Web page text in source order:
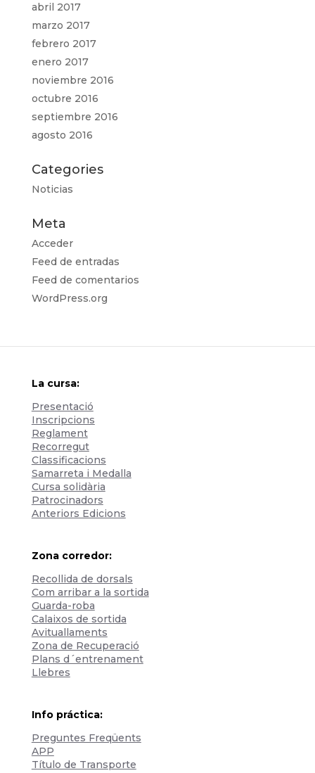
abril 2017
marzo 2017
febrero 2017
enero 2017
noviembre 2016
octubre 2016
septiembre 2016
agosto 2016
Categories
Noticias
Meta
Acceder
Feed de entradas
Feed de comentarios
WordPress.org
La cursa:
Presentació
Inscripcions
Reglament
Recorregut
Classificacions
Samarreta i Medalla
Cursa solidària
Patrocinadors
Anteriors Edicions
Zona corredor:
Recollida de dorsals
Com arribar a la sortida
Guarda-roba
Calaixos de sortida
Avituallaments
Zona de Recuperació
Plans d´entrenament
Llebres
Info práctica:
Preguntes Freqüents
APP
Título de Transporte